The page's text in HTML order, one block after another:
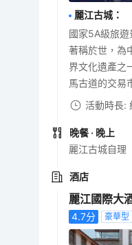
麗江古城：
國家5A級旅
著稱於世，為
界文化遺產之
馬古道的交易
活動時長:
晚餐 · 晚上
麗江古城自理
酒店
麗江國際大
4.7分 豪華型